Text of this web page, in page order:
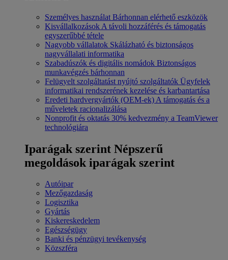
Személyes használat Bárhonnan elérhető eszközök
Kisvállalkozások A távoli hozzáférés és támogatás
egyszerűbbé tétele
Nagyobb vállalatok Skálázható és biztonságos
nagyvállalati informatika
Szabadúszók és digitális nomádok Biztonságos
munkavégzés bárhonnan
Felügyelt szolgáltatást nyújtó szolgáltatók Ügyfelek
informatikai rendszerének kezelése és karbantartása
Eredeti hardvergyártók (OEM-ek) A támogatás és a
műveletek racionalizálása
Nonprofit és oktatás 30% kedvezmény a TeamViewer
technológiára
Iparágak szerint Népszerű
megoldások iparágak szerint
Autóipar
Mezőgazdaság
Logisztika
Gyártás
Kiskereskedelem
Egészségügy
Banki és pénzügyi tevékenység
Közszféra